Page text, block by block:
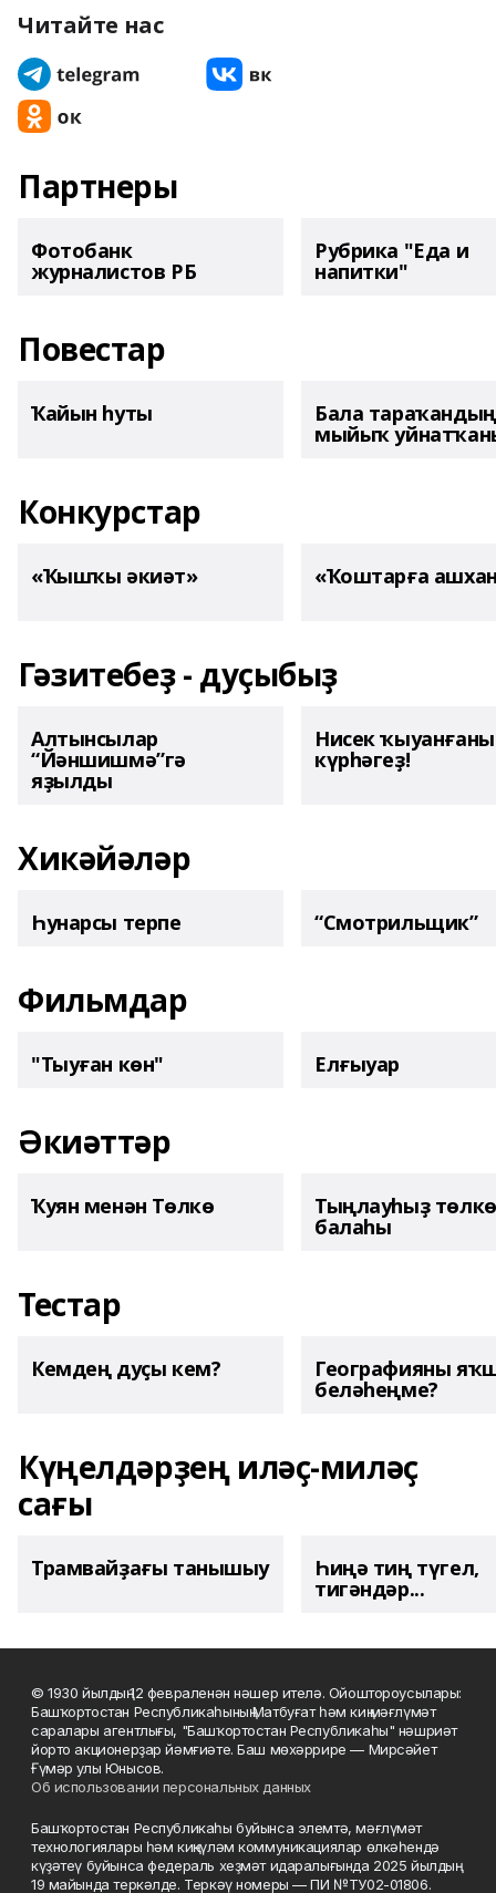
Читайте нас
Партнеры
Фотобанк
журналистов РБ
Рубрика "Еда и
напитки"
Повестар
Ҡайын һуты Бала тараҡандың
мыйыҡ
Конкурстар
«Ҡышҡы әкиәт» «Ҡоштарға
Гәзитебеҙ - дуҫыбыҙ
Алтынсылар
“Йәншишмә”гә
яҙылды
Нисек
күрһәгеҙ!
Хикәйәләр
Һунарсы терпе “Смотрильщик”
Фильмдар
"Тыуған көн" Елғыуар
Әкиәттәр
Ҡуян менән Төлкө Тыңлауһыҙ төлкө
балаһы
Тестар
Кемдең дуҫы кем? Географияны
беләһеңме?
Күңелдәрҙең иләҫ-миләҫ
сағы
Трамвайҙағы танышыу Һиңә тиң түгел,
тигәндәр...
© 1930 йылдың 12 февраленән нәшер ителә. Ойоштороусылары:
Башҡортостан Республикаһының Матбуғат һәм киң мәғлүмәт
саралары агентлығы, "Башҡортостан Республикаһы" нәшриәт
йорто акционерҙар йәмғиәте. Баш мөхәррире — Мирсәйет
Ғүмәр улы Юнысов.
Об использовании персональных данных
Башҡортостан Республикаһы буйынса элемтә, мәғлүмәт
технологиялары һәм киңкүләм коммуникациялар өлкәһендә
күҙәтеү буйынса федераль хеҙмәт идаралығында 2025 йылдың
19 майында теркәлде. Теркәү номеры — ПИ №ТУ02-01806.